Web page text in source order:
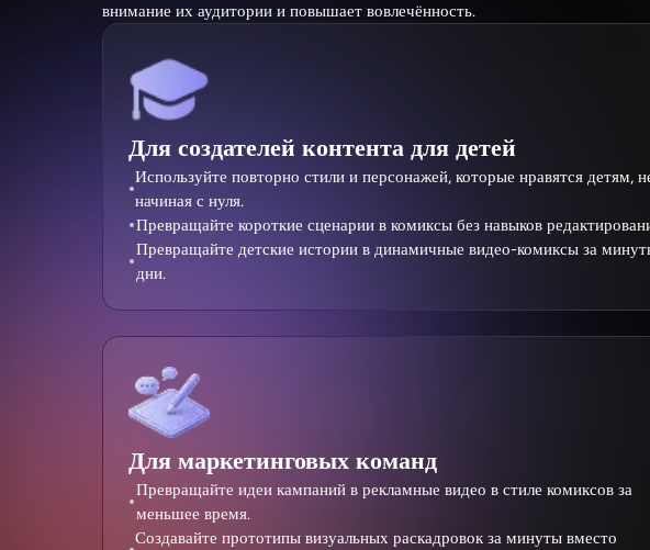
внимание их аудитории и повышает вовлечённость.
Для создателей контента для детей
Используйте повторно стили и персонажей, которые нравятся детям,
начиная с нуля.
Превращайте короткие сценарии в комиксы без навыков
Превращайте детские истории в динамичные видео-комиксы за
дни.
Для маркетинговых команд
Превращайте идеи кампаний в рекламные видео в стиле комиксов за
меньшее время.
Создавайте прототипы визуальных раскадровок за минуты вместо